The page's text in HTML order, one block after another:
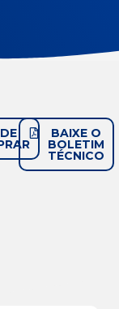
BAIXE O
BOLETIM
TÉCNICO